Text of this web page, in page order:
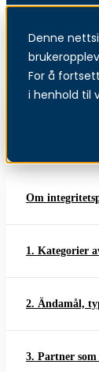
Denne
For å
i henhold til
Om
1. Kategorier
2. Ändamål,
3. Partner